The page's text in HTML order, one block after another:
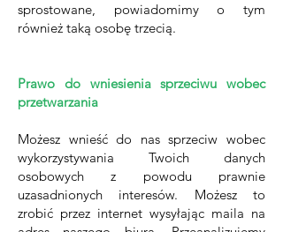
sprostowane, powiadomimy o tym
również taką osobę trzecią.
Prawo do wniesienia sprzeciwu wobec
przetwarzania
Możesz wnieść do nas sprzeciw wobec
wykorzystywania Twoich danych
osobowych z powodu prawnie
uzasadnionych interesów. Możesz to
zrobić przez internet wysyłając maila na